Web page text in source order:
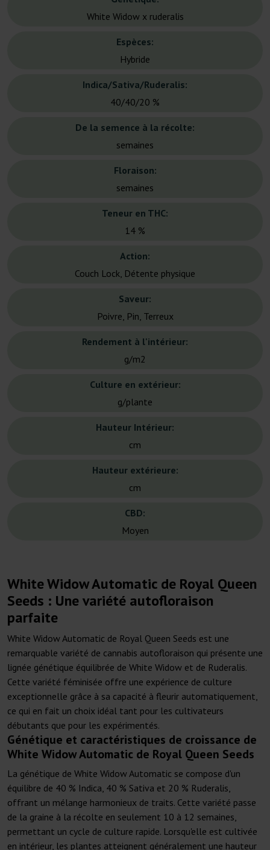
White Widow x ruderalis
Espèces:
Hybride
Indica/Sativa/Ruderalis:
40/40/20 %
De la semence à la récolte:
semaines
Floraison:
semaines
Teneur en THC:
14 %
Action:
Couch Lock, Détente physique
Saveur:
Poivre, Pin, Terreux
Rendement à l'intérieur:
g/m2
Culture en extérieur:
g/plante
Hauteur Intérieur:
cm
Hauteur extérieure:
cm
CBD:
Moyen
White Widow Automatic de Royal Queen
Seeds : Une variété autofloraison
parfaite
White Widow Automatic de Royal Queen Seeds est une
remarquable variété de cannabis autofloraison qui présente une
lignée génétique équilibrée de White Widow et de Ruderalis.
Cette variété féminisée offre une expérience de culture
exceptionnelle grâce à sa capacité à fleurir automatiquement,
ce qui en fait un choix idéal tant pour les cultivateurs
débutants que pour les expérimentés.
Génétique et caractéristiques de croissance de
White Widow Automatic de Royal Queen Seeds
La génétique de White Widow Automatic se compose d'un
équilibre de 40 % Indica, 40 % Sativa et 20 % Ruderalis,
offrant un mélange harmonieux de traits. Cette variété passe
de la graine à la récolte en seulement 10 à 12 semaines,
permettant un cycle de culture rapide. Lorsqu'elle est cultivée
en intérieur, les plantes atteignent généralement une hauteur